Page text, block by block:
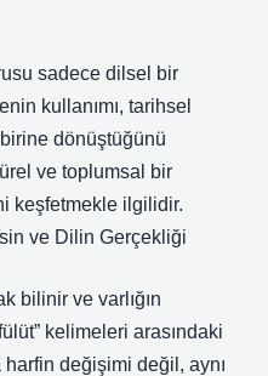
sadece dilsel bir
kullanımı, tarihsel
dönüştüğünü
ve toplumsal bir
keşfetmekle ilgilidir.
ve Dilin Gerçekliği
bilinir ve varlığın
kelimeleri arasındaki
değişimi değil, aynı